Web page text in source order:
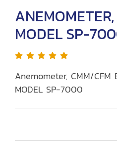
MODEL SP-
Anemometer, CMM/CFM
MODEL SP-7000